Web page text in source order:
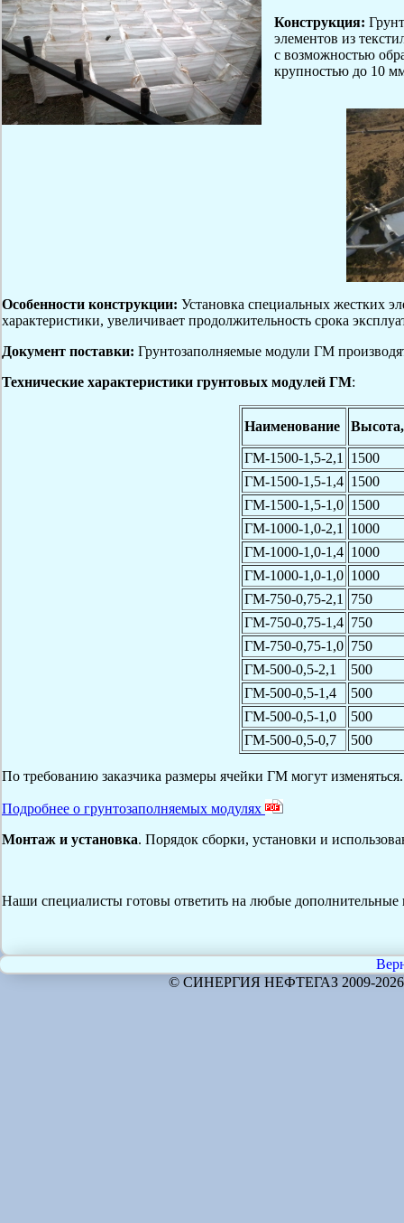
Конструкция:
элементов из
с возможностью
крупностью до 10
Особенности конструкции: Установка специальных жестких
характеристики, увеличивает продолжительность срока
Документ поставки: Грунтозаполняемые модули ГМ
Технические характеристики грунтовых модулей ГМ:
Наименование
ГМ-1500-1,5-2,1
1500
ГМ-1500-1,5-1,4 1500
ГМ-1500-1,5-1,0 1500
ГМ-1000-1,0-2,1
1000
ГМ-1000-1,0-1,4 1000
ГМ-1000-1,0-1,0 1000
ГМ-750-0,75-2,1
750
ГМ-750-0,75-1,4 750
ГМ-750-0,75-1,0 750
ГМ-500-0,5-2,1
500
ГМ-500-0,5-1,4
500
ГМ-500-0,5-1,0
500
ГМ-500-0,5-0,7
500
По требованию заказчика размеры ячейки ГМ могут изменяться.
Подробнее о грунтозаполняемых модулях
Монтаж и установка. Порядок сборки, установки и
Наши специалисты готовы ответить на любые дополнительные
© СИНЕРГИЯ НЕФТЕГАЗ 2009-2026